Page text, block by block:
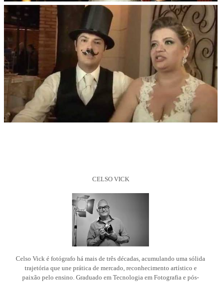
CELSO VICK
Celso Vick é fotógrafo há mais de três décadas, acumulando uma sólida
trajetória que une prática de mercado, reconhecimento artístico e
paixão pelo ensino. Graduado em Tecnologia em Fotografia e pós-